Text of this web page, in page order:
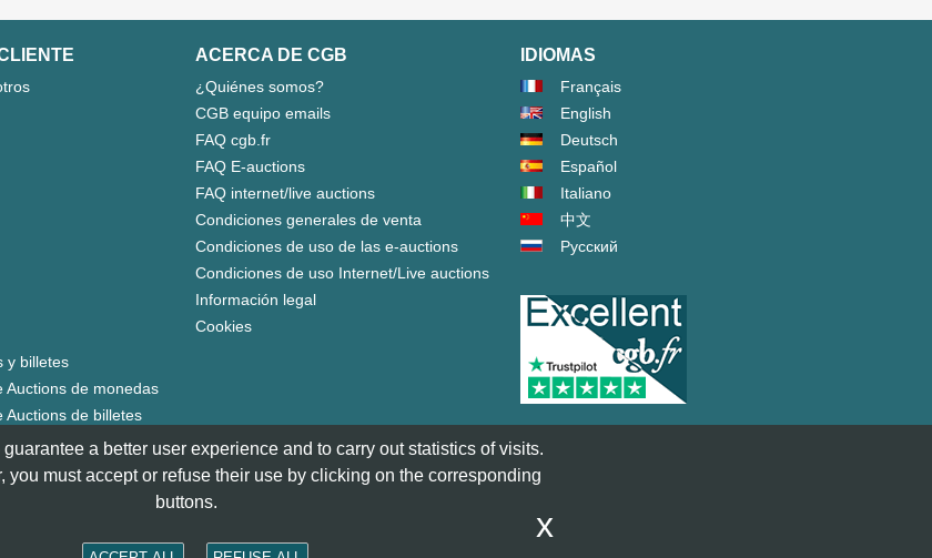
y billetes
Auctions de monedas
Auctions de billetes
ACERCA DE CGB
¿Quiénes somos?
CGB equipo emails
FAQ cgb.fr
FAQ E-auctions
FAQ internet/live auctions
Condiciones generales de venta
Condiciones de uso de las e-auctions
Condiciones de uso Internet/Live auctions
Información legal
Cookies
IDIOMAS
Français
English
Deutsch
Español
Italiano
中文
Русский
a better user experience and to carry out statistics of visits.
you must accept or refuse their use by clicking on the corresponding
buttons.
x